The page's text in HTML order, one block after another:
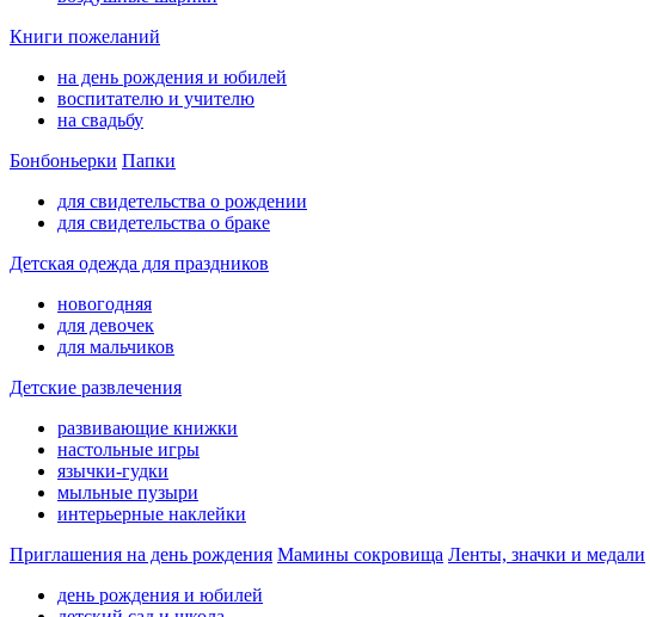
Книги пожеланий
на день рождения и юбилей
воспитателю и учителю
на свадьбу
Бонбоньерки Папки
для свидетельства о рождении
для свидетельства о браке
Детская одежда для праздников
новогодняя
для девочек
для мальчиков
Детские развлечения
развивающие книжки
настольные игры
язычки-гудки
мыльные пузыри
интерьерные наклейки
Приглашения на день рождения Мамины сокровища Ленты, значки и медали
день рождения и юбилей